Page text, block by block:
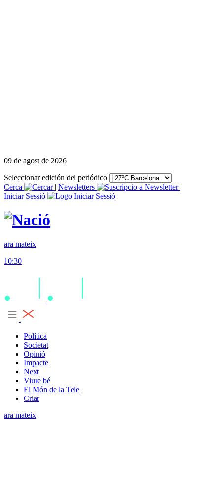
09 de agost de 2026
Seleccionar edición del periódico
Cerca
| Newsletters
|
Iniciar Sessió
ara mateix
10:30
Política
Societat
Opinió
Impacte
Next
Viure bé
El Món de la Tele
Criar
ara mateix